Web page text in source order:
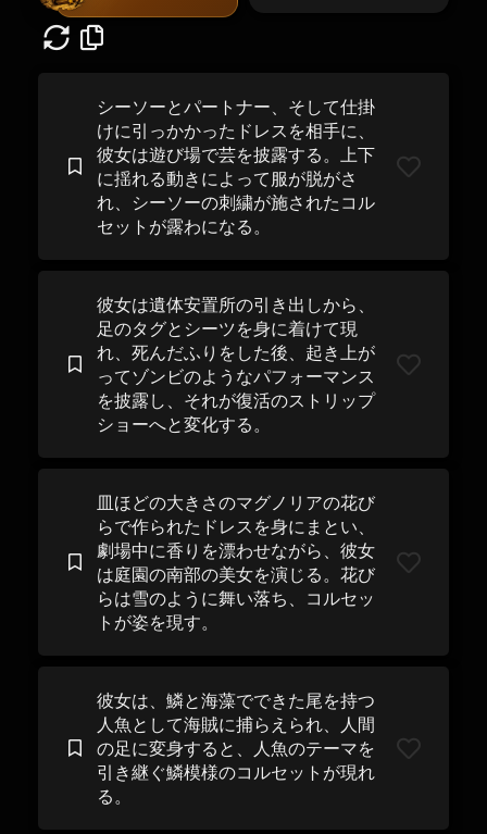
シーソーとパートナー、そして仕掛
けに引っかかったドレスを相手に、
彼女は遊び場で芸を披露する。上下
に揺れる動きによって服が脱がさ
れ、シーソーの刺繍が施されたコル
セットが露わになる。
彼女は遺体安置所の引き出しから、
足のタグとシーツを身に着けて現
れ、死んだふりをした後、起き上が
ってゾンビのようなパフォーマンス
を披露し、それが復活のストリップ
ショーへと変化する。
皿ほどの大きさのマグノリアの花び
らで作られたドレスを身にまとい、
劇場中に香りを漂わせながら、彼女
は庭園の南部の美女を演じる。花び
らは雪のように舞い落ち、コルセッ
トが姿を現す。
彼女は、鱗と海藻でできた尾を持つ
人魚として海賊に捕らえられ、人間
の足に変身すると、人魚のテーマを
引き継ぐ鱗模様のコルセットが現れ
る。